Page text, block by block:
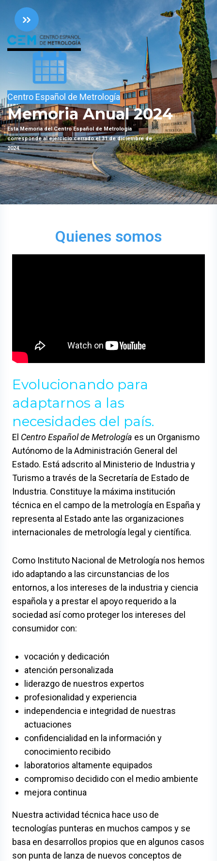
Centro Español de Metrología
Memoria Anual 2024
Esta Memoria del Centro Español de Metrología
corresponde al ejercicio cerrado el 31 de diciembre de
2024.
Quienes somos
Evolucionando para
adaptarnos a las
necesidades del país.
El Centro Español de Metrología es un Organismo
Autónomo de la Administración General del
Estado. Está adscrito al Ministerio de Industria y
Turismo a través de la Secretaría de Estado de
Industria. Constituye la máxima institución
técnica en el campo de la metrología en España y
representa al Estado ante las organizaciones
internacionales de metrología legal y científica.
Como Instituto Nacional de Metrología nos hemos
ido adaptando a las circunstancias de los
entornos, a los intereses de la industria y ciencia
española y a prestar el apoyo requerido a la
sociedad así como proteger los intereses del
consumidor con:
vocación y dedicación
atención personalizada
liderazgo de nuestros expertos
profesionalidad y experiencia
independencia e integridad de nuestras
actuaciones
confidencialidad en la información y
conocimiento recibido
laboratorios altamente equipados
compromiso decidido con el medio ambiente
mejora continua
Nuestra actividad técnica hace uso de
tecnologías punteras en muchos campos y se
basa en desarrollos propios que en algunos casos
son punta de lanza de nuevos conceptos de